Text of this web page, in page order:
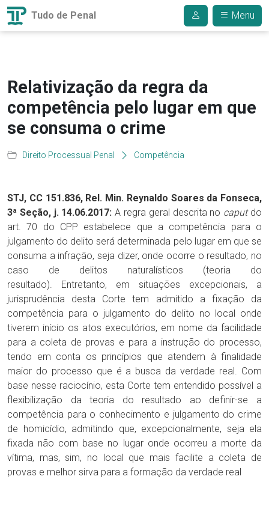
Tudo de Penal Menu
Relativização da regra da
competência pelo lugar em que
se consuma o crime
Direito Processual Penal Competência
STJ, CC 151.836, Rel. Min. Reynaldo Soares da Fonseca,
3ª Seção, j. 14.06.2017:A regra geral descrita no caputdo
art. 70 do CPP estabelece que a competência para o
julgamento do delito será determinada pelo lugar em que se
consuma a infração, seja dizer, onde ocorre o resultado, no
caso de delitos naturalísticos (teoria do
resultado). Entretanto, em situações excepcionais, a
jurisprudência desta Corte tem admitido a fixação da
competência para o julgamento do delito no local onde
tiverem início os atos executórios, em nome da facilidade
para a coleta de provas e para a instrução do processo,
tendo em conta os princípios que atendem à finalidade
maior do processo que é a busca da verdade real. Com
base nesse raciocínio, esta Corte tem entendido possível a
flexibilização da teoria do resultado ao definir-se a
competência para o conhecimento e julgamento do crime
de homicídio, admitindo que, excepcionalmente, seja ela
fixada não com base no lugar onde ocorreu a morte da
vítima, mas, sim, no local que mais facilite a coleta de
provas e melhor sirva para a formação da verdade real